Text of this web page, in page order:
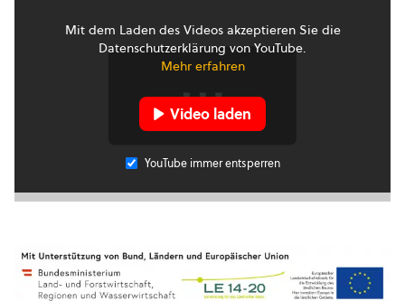
Mit dem Laden des Videos akzeptieren Sie die
Datenschutzerklärung von YouTube.
Mehr erfahren
Video laden
YouTube immer entsperren